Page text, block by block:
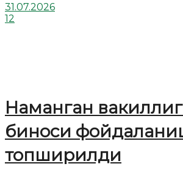
31.07.2026
12
Наманган
биноси
топширилди